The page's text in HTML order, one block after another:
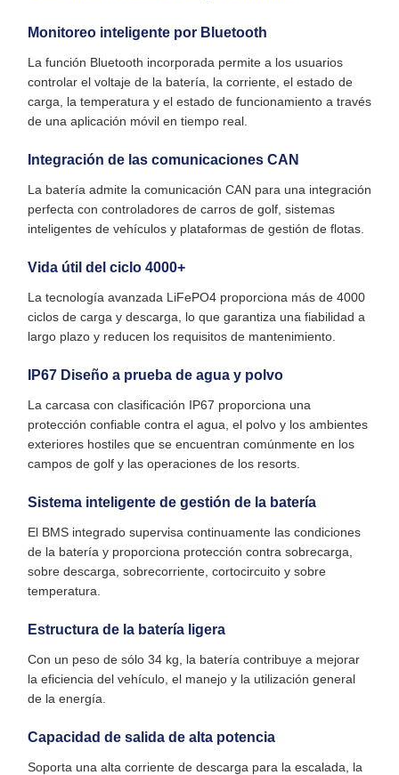
Monitoreo inteligente por Bluetooth
La función Bluetooth incorporada permite a los usuarios
controlar el voltaje de la batería, la corriente, el estado de
carga, la temperatura y el estado de funcionamiento a través
de una aplicación móvil en tiempo real.
Integración de las comunicaciones CAN
La batería admite la comunicación CAN para una integración
perfecta con controladores de carros de golf, sistemas
inteligentes de vehículos y plataformas de gestión de flotas.
Vida útil del ciclo 4000+
La tecnología avanzada LiFePO4 proporciona más de 4000
ciclos de carga y descarga, lo que garantiza una fiabilidad a
largo plazo y reducen los requisitos de mantenimiento.
IP67 Diseño a prueba de agua y polvo
La carcasa con clasificación IP67 proporciona una
protección confiable contra el agua, el polvo y los ambientes
exteriores hostiles que se encuentran comúnmente en los
campos de golf y las operaciones de los resorts.
Sistema inteligente de gestión de la batería
El BMS integrado supervisa continuamente las condiciones
de la batería y proporciona protección contra sobrecarga,
sobre descarga, sobrecorriente, cortocircuito y sobre
temperatura.
Estructura de la batería ligera
Con un peso de sólo 34 kg, la batería contribuye a mejorar
la eficiencia del vehículo, el manejo y la utilización general
de la energía.
Capacidad de salida de alta potencia
Soporta una alta corriente de descarga para la escalada, la